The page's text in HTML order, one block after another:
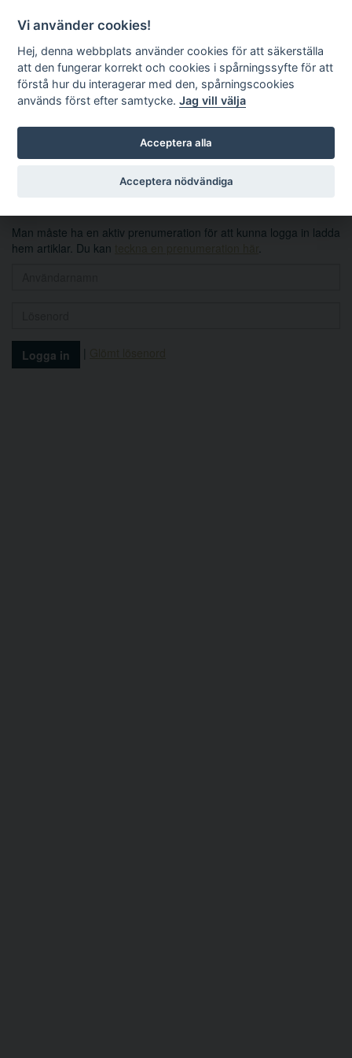
Sök
Logga in
Man måste ha en aktiv prenumeration för att kunna logga in ladda
hem artiklar. Du kan
|
Vi använder cookies!
Hej, denna webbplats använder cookies för att säkerställa
att den fungerar korrekt och cookies i spårningssyfte för att
förstå hur du interagerar med den, spårningscookies
används först efter samtycke.Jag vill välja
Acceptera alla
Acceptera nödvändiga